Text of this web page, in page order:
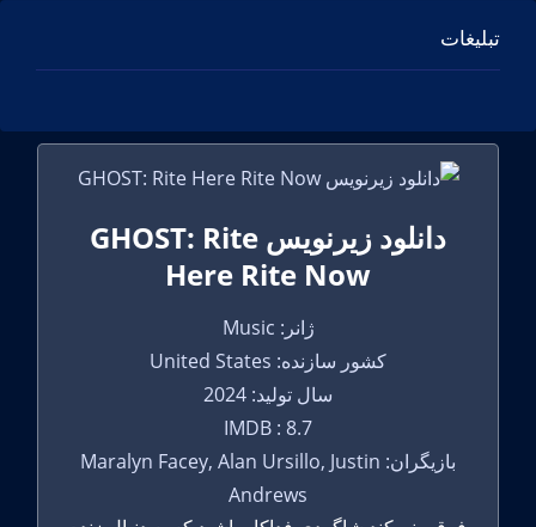
تبلیغات
دانلود زیرنویس GHOST: Rite
Here Rite Now
ژانر: Music
کشور سازنده: United States
سال تولید: 2024
IMDB : 8.7
بازیگران: Maralyn Facey, Alan Ursillo, Justin
Andrews